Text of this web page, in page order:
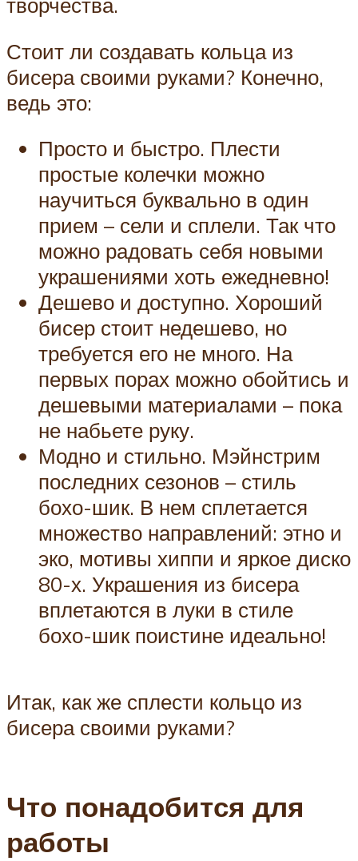
Стоит ли создавать кольца из
бисера своими руками? Конечно,
ведь это:
Просто и быстро. Плести
простые колечки можно
научиться буквально в один
прием – сели и сплели. Так что
можно радовать себя новыми
украшениями хоть ежедневно!
Дешево и доступно. Хороший
бисер стоит недешево, но
требуется его не много. На
первых порах можно обойтись и
дешевыми материалами – пока
не набьете руку.
Модно и стильно. Мэйнстрим
последних сезонов – стиль
бохо-шик. В нем сплетается
множество направлений: этно и
эко, мотивы хиппи и яркое диско
80-х. Украшения из бисера
вплетаются в луки в стиле
бохо-шик поистине идеально!
Итак, как же сплести кольцо из
бисера своими руками?
Что понадобится для
работы